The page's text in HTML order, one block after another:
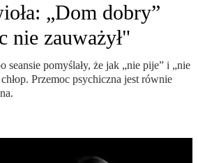
„Dom dobry”
zauważył"
seansie pomyślały, że jak „nie pije” i „nie
Przemoc psychiczna jest równie